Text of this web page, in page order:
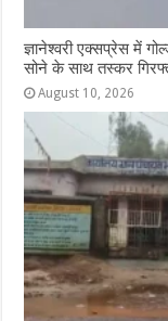
ज्ञानेश्वरी एक्सप्रेस में
सोने के साथ तस्कर
August 10, 2026